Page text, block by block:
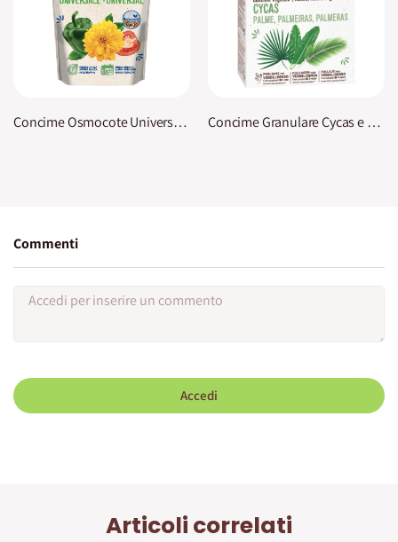
Concime Osmocote Universale KB Concime Granulare Cycas e Palme KB
Commenti
Accedi
Articoli correlati